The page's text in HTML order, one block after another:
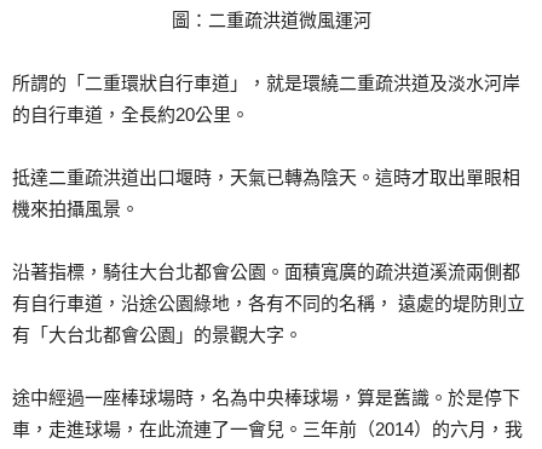
圖：二重疏洪道微風運河
所謂的「二重環狀自行車道」，就是環繞二重疏洪道及淡水河岸
的自行車道，全長約20公里。
抵達二重疏洪道出口堰時，天氣已轉為陰天。這時才取出單眼相
機來拍攝風景。
沿著指標，騎往大台北都會公園。面積寬廣的疏洪道溪流兩側都
有自行車道，沿途公園綠地，各有不同的名稱， 遠處的堤防則立
有「大台北都會公園」的景觀大字。
途中經過一座棒球場時，名為中央棒球場，算是舊識。於是停下
車，走進球場，在此流連了一會兒。三年前（2014）的六月，我